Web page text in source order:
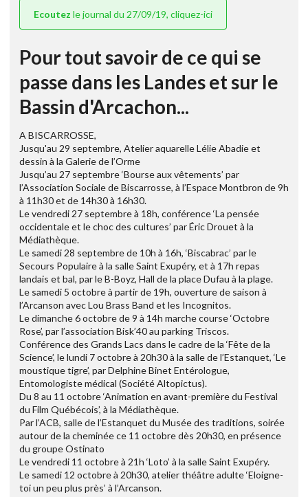
Ecoutez le journal du 27/09/19, cliquez-ici
Pour tout savoir de ce qui se
passe dans les Landes et sur le
Bassin d'Arcachon...
A BISCARROSSE,
Jusqu'au 29 septembre, Atelier aquarelle Lélie Abadie et
dessin à la Galerie de l’Orme
Jusqu’au 27 septembre ‘Bourse aux vêtements’ par
l’Association Sociale de Biscarrosse, à l’Espace Montbron de 9h
à 11h30 et de 14h30 à 16h30.
Le vendredi 27 septembre à 18h, conférence ‘La pensée
occidentale et le choc des cultures’ par Éric Drouet à la
Médiathèque.
Le samedi 28 septembre de 10h à 16h, ‘Biscabrac’ par le
Secours Populaire à la salle Saint Exupéry, et à 17h repas
landais et bal, par le B-Boyz, Hall de la place Dufau à la plage.
Le samedi 5 octobre à partir de 19h, ouverture de saison à
l’Arcanson avec Lou Brass Band et les Incognitos.
Le dimanche 6 octobre de 9 à 14h marche course ‘Octobre
Rose’, par l’association Bisk’40 au parking Triscos.
Conférence des Grands Lacs dans le cadre de la ‘Fête de la
Science’, le lundi 7 octobre à 20h30 à la salle de l’Estanquet, ‘Le
moustique tigre’, par Delphine Binet Entérologue,
Entomologiste médical (Société Altopictus).
Du 8 au 11 octobre ‘Animation en avant-première du Festival
du Film Québécois’, à la Médiathèque.
Par l’ACB, salle de l’Estanquet du Musée des traditions, soirée
autour de la cheminée ce 11 octobre dès 20h30, en présence
du groupe Ostinato
Le vendredi 11 octobre à 21h ‘Loto’ à la salle Saint Exupéry.
Le samedi 12 octobre à 20h30, atelier théâtre adulte ‘Eloigne-
toi un peu plus près’ à l’Arcanson.